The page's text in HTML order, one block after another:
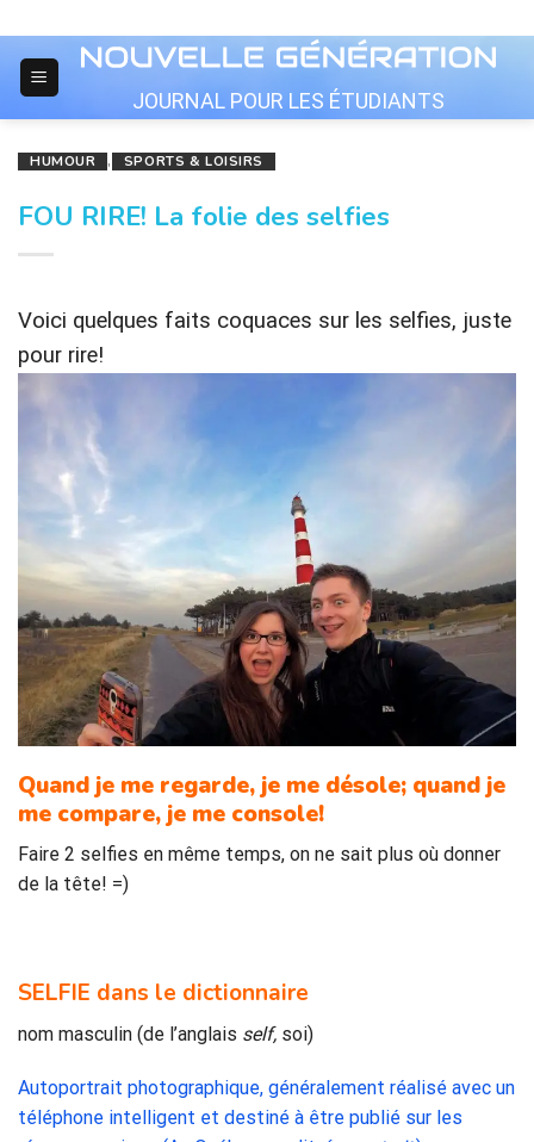
to
content
JOURNAL POUR LES ÉTUDIANTS
HUMOUR , SPORTS & LOISIRS
FOU RIRE! La folie des selfies
Voici quelques faits coquaces sur les selfies, juste
pour rire!
Quand je me regarde, je me désole; quand je
me compare, je me console!
Faire 2 selfies en même temps, on ne sait plus où donner
de la tête! =)
SELFIE dans le dictionnaire
nom masculin (de l’anglais self, soi)
Autoportrait photographique, généralement réalisé avec un
téléphone intelligent et destiné à être publié sur les